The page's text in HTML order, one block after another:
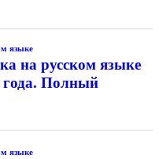
языке
на русском языке
года. Полный
языке